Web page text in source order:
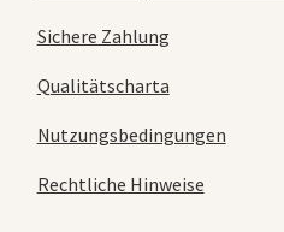
Sichere Zahlung
Qualitätscharta
Nutzungsbedingungen
Rechtliche Hinweise